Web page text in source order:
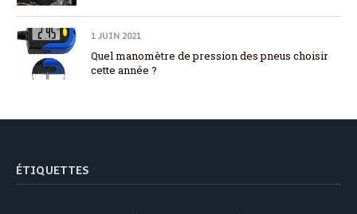
1 JUIN 2021
Quel manomètre de pression des pneus choisir
cette année ?
ÉTIQUETTES